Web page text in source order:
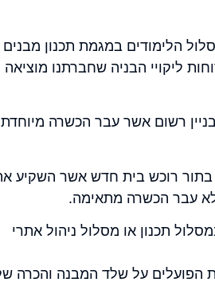
הלימודים במגמת תכנון מבנים
ליקויי הבניה שחברתנו מוציאה
רשום אשר עבר הכשרה מיוחדת
בתור רוכש בית חדש אשר השקיע
עבר הכשרה מתאימה.
תכנון או מסלול ניהול אתרי
הפועלים על שלד המבנה והכרה